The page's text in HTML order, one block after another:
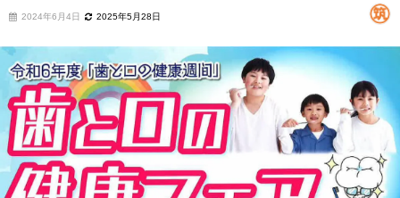
2024年6月4日 2025年5月28日